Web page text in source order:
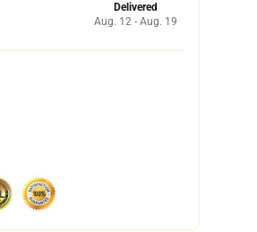
Delivered
Aug. 12 - Aug. 19